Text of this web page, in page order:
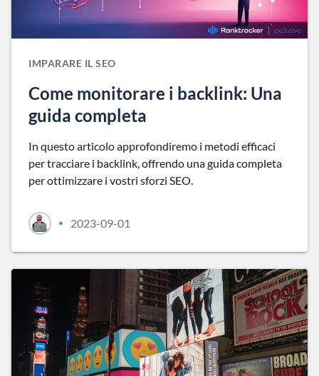
IMPARARE IL SEO
Come monitorare i backlink: Una
guida completa
In questo articolo approfondiremo i metodi efficaci
per tracciare i backlink, offrendo una guida completa
per ottimizzare i vostri sforzi SEO.
• 2023-09-01